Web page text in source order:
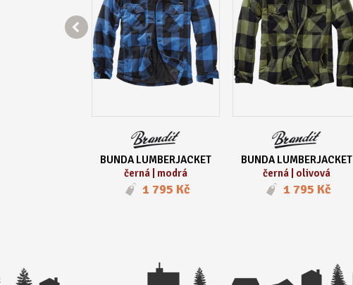

BUNDA LUMBERJACKET
černá | modrá
1 795 Kč
BUNDA LUMBERJACKET
černá | olivová
1 795 Kč